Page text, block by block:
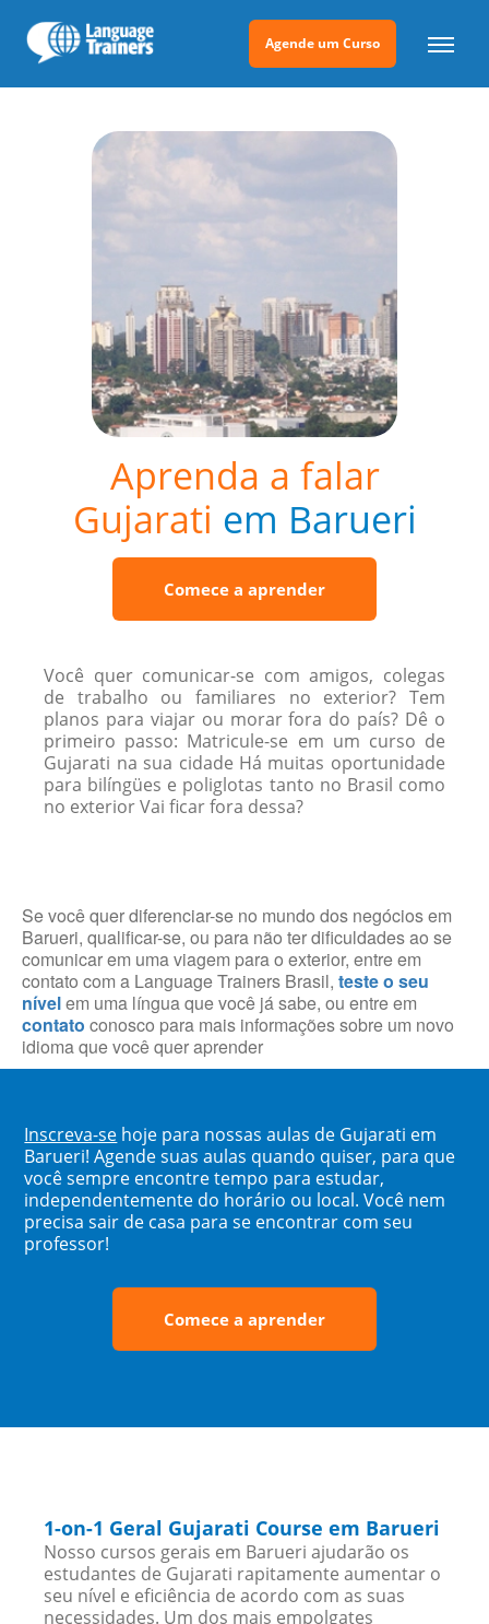
Agende um Curso
Aprenda a falar
Gujarati em Barueri
Comece a aprender
Você quer comunicar-se com amigos, colegas
de trabalho ou familiares no exterior? Tem
planos para viajar ou morar fora do país? Dê o
primeiro passo: Matricule-se em um curso de
Gujarati na sua cidade Há muitas oportunidade
para bilíngües e poliglotas tanto no Brasil como
no exterior Vai ficar fora dessa?
Se você quer diferenciar-se no mundo dos negócios em
Barueri, qualificar-se, ou para não ter dificuldades ao se
comunicar em uma viagem para o exterior, entre em
contato com a Language Trainers Brasil, teste o seu
nívelem uma língua que você já sabe, ou entre em
contato conosco para mais informações sobre um novo
idioma que você quer aprender
Inscreva-se hoje para nossas aulas de Gujarati em
Barueri! Agende suas aulas quando quiser, para que
você sempre encontre tempo para estudar,
independentemente do horário ou local. Você nem
precisa sair de casa para se encontrar com seu
professor!
Comece a aprender
1-on-1 Geral Gujarati Course em Barueri
Nosso cursos gerais em Barueri ajudarão os
estudantes de Gujarati rapitamente aumentar o
seu nível e eficiência de acordo com as suas
necessidades. Um dos mais empolgates